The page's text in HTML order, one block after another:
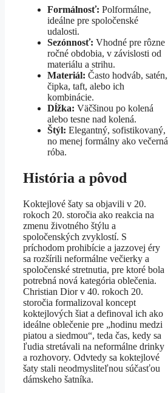
Formálnosť: Polformálne,
ideálne pre spoločenské
udalosti.
Sezónnosť: Vhodné pre rôzne
ročné obdobia, v závislosti od
materiálu a strihu.
Materiál: Často hodváb, satén,
čipka, taft, alebo ich
kombinácie.
Dĺžka: Väčšinou po kolená
alebo tesne nad kolená.
Štýl: Elegantný, sofistikovaný,
no menej formálny ako večerná
róba.
História a pôvod
Koktejlové šaty sa objavili v 20.
rokoch 20. storočia ako reakcia na
zmenu životného štýlu a
spoločenských zvyklostí. S
príchodom prohibície a jazzovej éry
sa rozšírili neformálne večierky a
spoločenské stretnutia, pre ktoré bola
potrebná nová kategória oblečenia.
Christian Dior v 40. rokoch 20.
storočia formalizoval koncept
koktejlových šiat a definoval ich ako
ideálne oblečenie pre „hodinu medzi
piatou a siedmou“, teda čas, kedy sa
ľudia stretávali na neformálne drinky
a rozhovory. Odvtedy sa koktejlové
šaty stali neodmysliteľnou súčasťou
dámskeho šatníka.